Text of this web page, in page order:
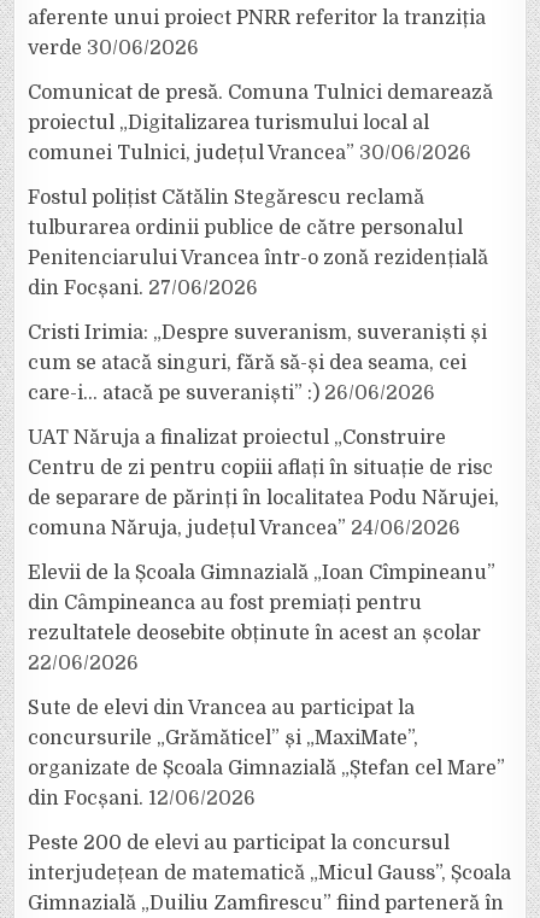
aferente unui proiect PNRR referitor la tranziția
verde 30/06/2026
Comunicat de presă. Comuna Tulnici demarează
proiectul „Digitalizarea turismului local al
comunei Tulnici, județul Vrancea” 30/06/2026
Fostul polițist Cătălin Stegărescu reclamă
tulburarea ordinii publice de către personalul
Penitenciarului Vrancea într-o zonă rezidențială
din Focșani. 27/06/2026
Cristi Irimia: „Despre suveranism, suveraniști și
cum se atacă singuri, fără să-și dea seama, cei
care-i… atacă pe suveraniști” :) 26/06/2026
UAT Năruja a finalizat proiectul „Construire
Centru de zi pentru copiii aflați în situație de risc
de separare de părinți în localitatea Podu Nărujei,
comuna Năruja, județul Vrancea” 24/06/2026
Elevii de la Școala Gimnazială „Ioan Cîmpineanu”
din Câmpineanca au fost premiați pentru
rezultatele deosebite obținute în acest an școlar
22/06/2026
Sute de elevi din Vrancea au participat la
concursurile „Grămăticel” și „MaxiMate”,
organizate de Școala Gimnazială „Ștefan cel Mare”
din Focșani. 12/06/2026
Peste 200 de elevi au participat la concursul
interjudețean de matematică „Micul Gauss”, Școala
Gimnazială „Duiliu Zamfirescu” fiind parteneră în